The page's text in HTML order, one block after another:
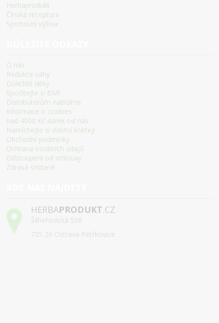
Herbaprodukt
Čínská receptura
Sportovní výživa
O nás
Redukce váhy
Důležité látky
Spočítejte si BMI
Distributorům nabízíme
Informace o cookies
nad 4000 Kč dárek od nás
Namíchejte si vlastní koktejl
Obchodní podmínky
Ochrana osobních údajů
Odstoupení od smlouvy
Zdravá snídaně
HERBAPRODUKT.CZ
Šilheřovická 558
725 29 Ostrava Petřkovice